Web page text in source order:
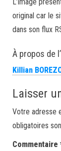
original car le
dans son flux
À propos de
Killian
Laisser
Votre adresse
obligatoires
Commentaire